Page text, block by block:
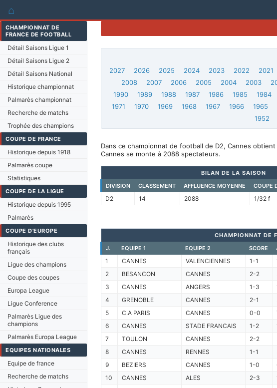
⌂
CHAMPIONNAT DE
FRANCE DE FOOTBALL
Détail Saisons Ligue 1
Détail Saisons Ligue 2
Détail Saisons National
Historique championnat
Palmarès championnat
Recherche de matchs
Trophée des champions
COUPE DE FRANCE
Historique depuis 1918
Palmarès coupe
Statistiques
COUPE DE LA LIGUE
Historique depuis 1995
Palmarès
COUPE D'EUROPE
Historique des clubs
français
Ligue des champions
Coupe des coupes
Europa League
Ligue Conference
Palmarès Ligue des
champions
Palmarès Europa League
EQUIPES NATIONALES
Equipe de france
Recherche de matchs
2027
2026 2025 2024 2023 2022 2021
2008
2007 2006 2005 2004 2003
1990
1989 1988 1987 1986 1985 1984
1971
1970 1969 1968 1967 1966 1965
1952
Dans ce championnat de football de D2, Cannes
Cannes se monte à 2088 spectateurs.
BILAN DE LA SAISON
DIVISION
CLASSEMENT AFFLUENCE MOYENNE COUPE
D2 14 2088 1/32 f
CHAMPIONNAT DE
J.
EQUIPE 1 EQUIPE 2 SCORE
1 CANNES VALENCIENNES 1-1
2
BESANCON CANNES 2-2
3
CANNES ANGERS 1-3
4
GRENOBLE CANNES 2-1
5
C.A PARIS CANNES 0-0
6
CANNES STADE FRANCAIS 1-2
7
TOULON CANNES 2-2
8
CANNES RENNES 1-1
9
BEZIERS CANNES 1-0
10
CANNES ALES 2-3